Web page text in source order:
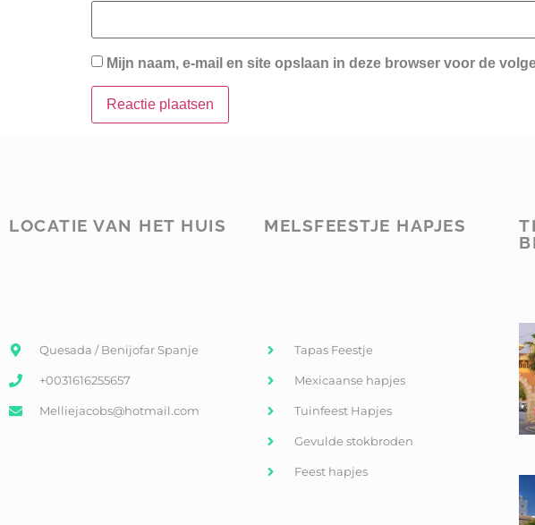
Mijn naam, e-mail en site opslaan in deze browser voor de
LOCATIE VAN HET HUIS
Quesada / Benijofar Spanje
+0031616255657
Melliejacobs@hotmail.com
MELSFEESTJE HAPJES
Tapas Feestje
Mexicaanse hapjes
Tuinfeest Hapjes
Gevulde stokbroden
Feest hapjes